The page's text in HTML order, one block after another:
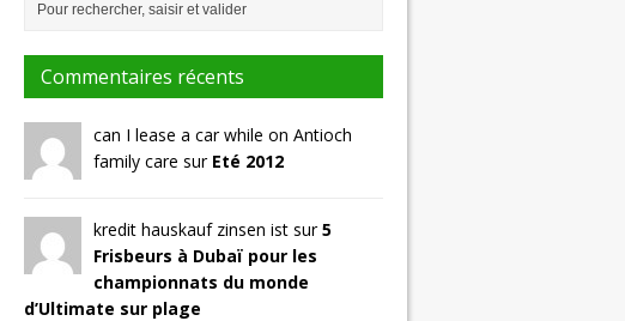
Commentaires récents
can I lease a car while on Antioch
family care sur Eté 2012
kredit hauskauf zinsen ist sur5
Frisbeurs à Dubaï pour les
championnats du monde
d’Ultimate sur plage